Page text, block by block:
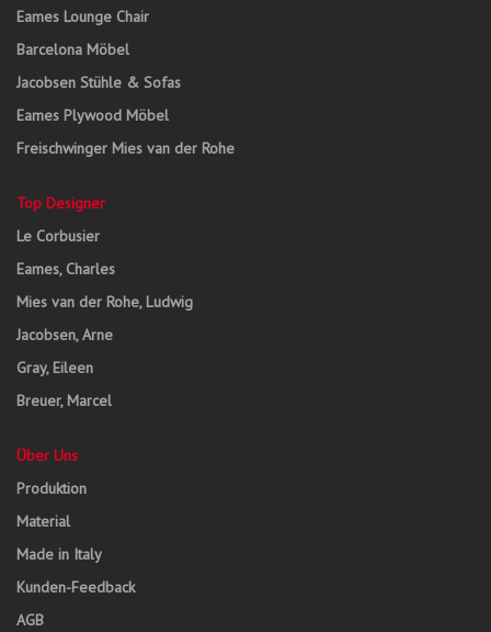
Eames Lounge Chair
Barcelona Möbel
Jacobsen Stühle & Sofas
Eames Plywood Möbel
Freischwinger Mies van der Rohe
Top Designer
Le Corbusier
Eames, Charles
Mies van der Rohe, Ludwig
Jacobsen, Arne
Gray, Eileen
Breuer, Marcel
Über Uns
Produktion
Material
Made in Italy
Kunden-Feedback
AGB